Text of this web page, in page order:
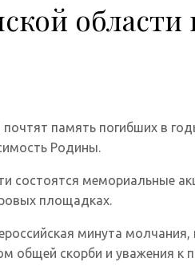
почтят память погибших в
Родины.
состоятся мемориальные
площадках.
минута
общей скорби и уважения к